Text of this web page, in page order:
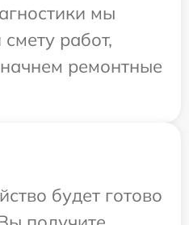
мы
работ,
ремонтные
будет готово